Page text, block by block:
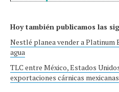
Hoy también publicamos las
Nestlé planea vender a Platinum
agua
TLC entre México, Estados
exportaciones cárnicas mexicanas